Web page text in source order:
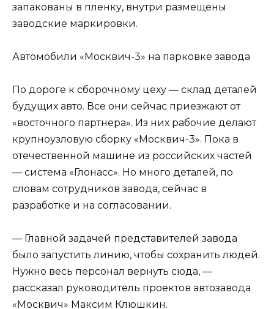
запакованы в пленку, внутри размещены
заводские маркировки.
Автомобили «Москвич-3» на парковке завода
По дороге к сборочному цеху — склад деталей
будущих авто. Все они сейчас приезжают от
«восточного партнера». Из них рабочие делают
крупноузловую сборку «Москвич-3». Пока в
отечественной машине из российских частей
— система «Глонасс». Но много деталей, по
словам сотрудников завода, сейчас в
разработке и на согласовании.
— Главной задачей представителей завода
было запустить линию, чтобы сохранить людей.
Нужно весь персонал вернуть сюда, —
рассказал руководитель проектов автозавода
«Москвич» Максим Клюшкин.